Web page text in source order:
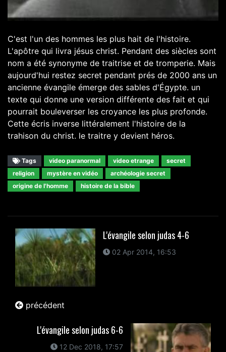
C'est l'un des hommes les plus hait de l'histoire.
L'apôtre qui livra jésus christ. Pendant des siècles sont
nom a été synonyme de traitrise et de tromperie. Mais
aujourd'hui restez secret pendant prés de 2000 ans un
ancienne évangile émerge des sables d'Égypte. un
texte qui donne une version différente des fait et qui
pourrait bouleverser les croyance les plus profonde.
Cette écris inverse littéralement l'histoire de la
trahison du christ. le traitre y devient héros.
Tags video paranormal video etrange
secret
religion
mystère en vidéo
archéologie secret
origine de l'homme
histoire de la bible
L'évangile selon judas 4-6
02 Apr 2014, 16:53
précédent
L'évangile selon judas 6-6
12 Dec 2018, 17:57